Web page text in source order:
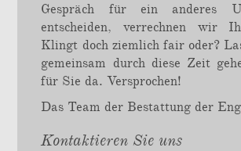
Gespräch für ein anderes
entscheiden, verrechnen wir
Klingt doch ziemlich fair oder?
gemeinsam durch diese Zeit
für Sie da. Versprochen!
Das Team der Bestattung der
Kontaktieren Sie uns